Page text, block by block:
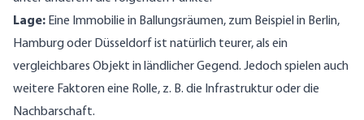
Lage: Eine Immobilie in Ballungsräumen, zum Beispiel in Berlin,
Hamburg oder Düsseldorf ist natürlich teurer, als ein
vergleichbares Objekt in ländlicher Gegend. Jedoch spielen auch
weitere Faktoren eine Rolle, z. B. die Infrastruktur oder die
Nachbarschaft.